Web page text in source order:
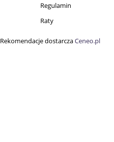
Regulamin
Raty
Rekomendacje dostarczaCeneo.pl